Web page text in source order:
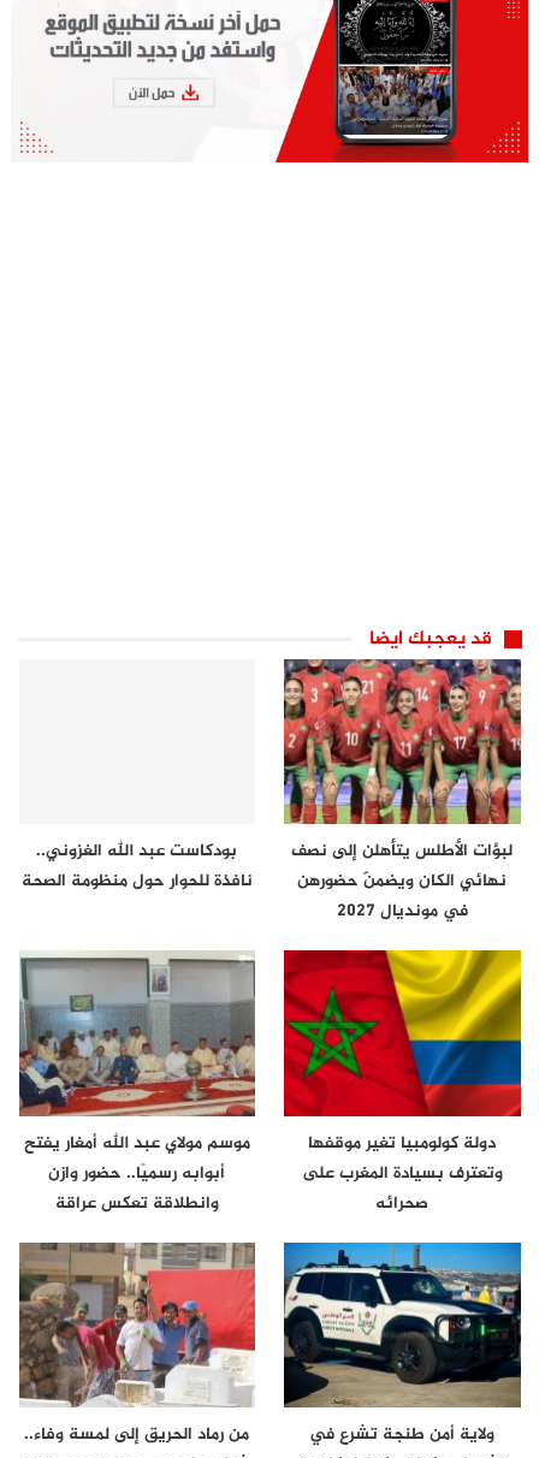
قد يعجبك ايضا
لبؤات الأطلس يتأهلن إلى نصف
نهائي الكان ويضمنّ حضورهن
في مونديال 2027
بودكاست عبد الله الغزوني..
نافذة للحوار حول منظومة الصحة
دولة كولومبيا تغير موقفها
وتعترف بسيادة المغرب على
صحرائه
موسم مولاي عبد الله أمغار يفتح
أبوابه رسميًا.. حضور وازن
وانطلاقة تعكس عراقة
ولاية أمن طنجة تشرع في
من رماد الحريق إلى لمسة وفاء..